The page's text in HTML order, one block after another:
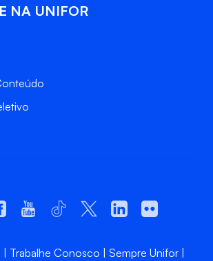
NA UNIFOR
Trabalhe Conosco
Sempre Unifor